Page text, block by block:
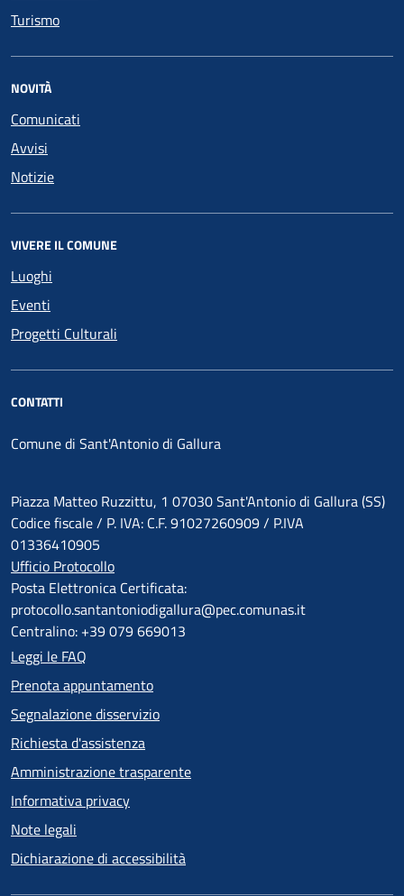
Turismo
NOVITÀ
Comunicati
Avvisi
Notizie
VIVERE IL COMUNE
Luoghi
Eventi
Progetti Culturali
CONTATTI
Comune di Sant'Antonio di Gallura
Piazza Matteo Ruzzittu, 1 07030 Sant'Antonio di Gallura (SS)
Codice fiscale / P. IVA: C.F. 91027260909 / P.IVA
01336410905
Ufficio Protocollo
Posta Elettronica Certificata:
protocollo.santantoniodigallura@pec.comunas.it
Centralino: +39 079 669013
Leggi le FAQ
Prenota appuntamento
Segnalazione disservizio
Richiesta d'assistenza
Amministrazione trasparente
Informativa privacy
Note legali
Dichiarazione di accessibilità